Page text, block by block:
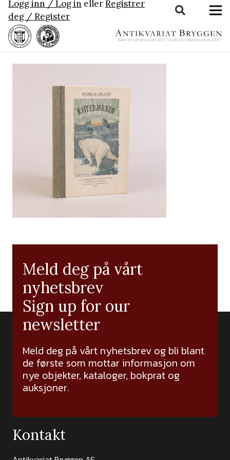
Logg inn / Log in ellerRegistrer
deg / Register
Meld deg på vårt
nyhetsbrev
Sign up for our
newsletter
Meld deg på vårt nyhetsbrev og bli blant
de første som mottar informasjon om
nye objekter, kataloger, bokprat og
auksjoner.
Kontakt